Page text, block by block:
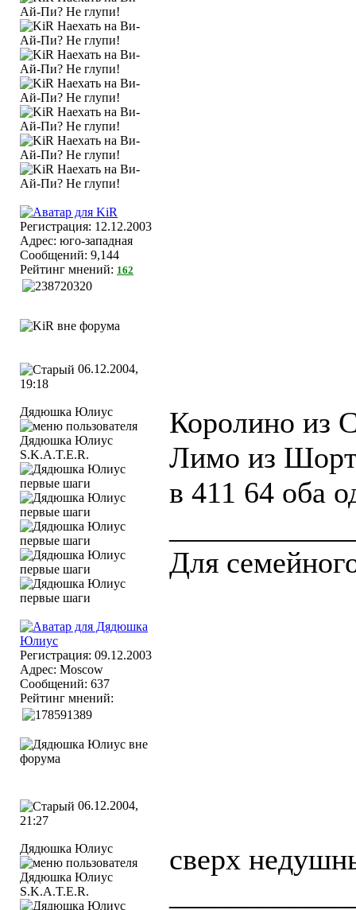
Регистрация: 12.12.2003
Адрес: юго-западная
Сообщений: 9,144
Рейтинг мнений: 162
06.12.2004,
19:18
Дядюшка Юлиус
S.K.A.T.E.R.
Регистрация: 09.12.2003
Адрес: Moscow
Сообщений: 637
Рейтинг мнений:
Королино из
Лимо из
в 411 64 оба
Для
06.12.2004,
21:27
Дядюшка Юлиус
S.K.A.T.E.R.
сверх